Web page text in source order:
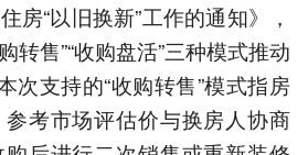
房“以旧换新”工作的通知》，
转售”“收购盘活”三种模式推动
次支持的“收购转售”模式指房
考市场评估价与换房人协商